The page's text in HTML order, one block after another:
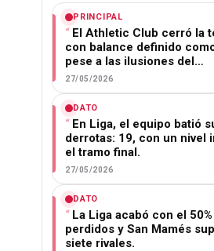
PRINCIPAL
El Athletic Club cerró la
con balance definido
pese a las ilusiones del…
27/05/2026
DATO
En Liga, el equipo batió
derrotas: 19, con un nivel
el tramo final.
27/05/2026
DATO
La Liga acabó con el
perdidos y San Mamés
siete rivales.